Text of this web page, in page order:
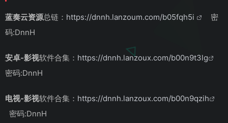
蓝奏云资源总链： https://dnnh.lanzoum.com/b05fqh5i
密
码:DnnH
安卓-影视软件合集： https://dnnh.lanzoux.com/b00n9t3lg
密码:DnnH
电视-影视软件合集： https://dnnh.lanzoux.com/b00n9qzih
密码:DnnH